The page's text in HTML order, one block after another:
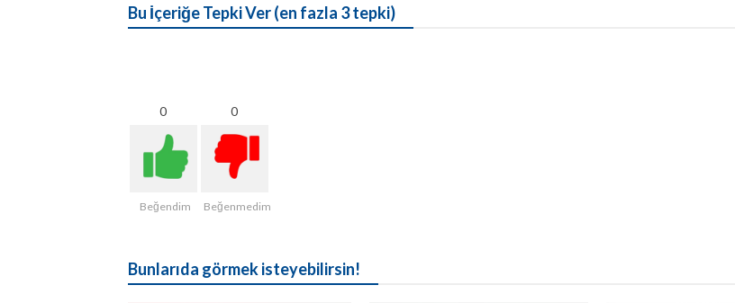
Bu İçeriğe Tepki Ver (en fazla 3 tepki)
0
Beğendim
0
Beğenmedim
Bunlarıda görmek isteyebilirsin!